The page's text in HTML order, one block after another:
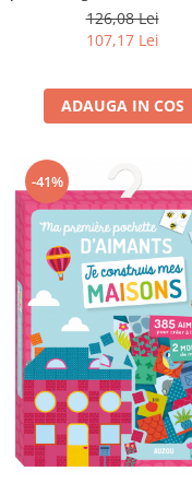
126,08 Lei
107,17 Lei
ADAUGA IN COS
-41%